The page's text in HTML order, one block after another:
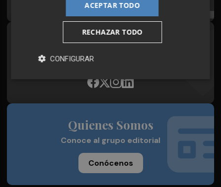
Síguenos en redes
Plaza Podcast, desde cualquier medio
Quienes Somos
Conoce al grupo editorial
Conócenos
ACEPTAR TODO
RECHAZAR TODO
CONFIGURAR